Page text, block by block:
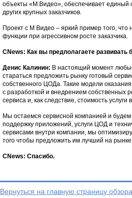
объекты «М.Видео», обеспечивает единый
других крупных заказчиков.
Проект с М Видео – яркий пример того, что
функции при агрессивном росте заказчика.
CNews: Как вы предполагаете развивать
Денис Калинин: В настоящий момент
стараться предложить рынку готовый
собственного ЦОДа. Такие модели
с разработкой и внедрением собственных
сервиса и, как следствие, стоимость
Мы остаемся сервисной компанией и
поддержку приложений, услуги ЦОД и
сервисами внутри компании, мы
того чтобы предложить им лучший на рынке
CNews: Спасибо.
Вернуться на главную страницу обзора